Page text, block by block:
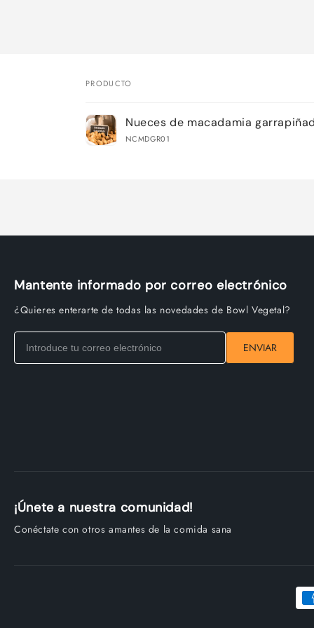
Tu
carrito
PRODUCTO
Nueces de macadamia
NCMDGR01
Mantente informado por correo electrónico
¿Quieres enterarte de todas las novedades de Bowl Vegetal?
ENVIAR
¡Únete a nuestra comunidad!
Conéctate con otros amantes de la comida sana